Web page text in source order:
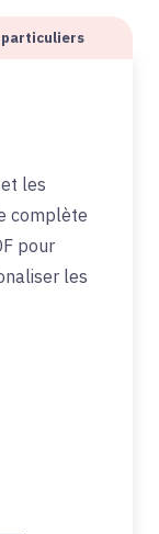
particuliers
les
complète
pour
les